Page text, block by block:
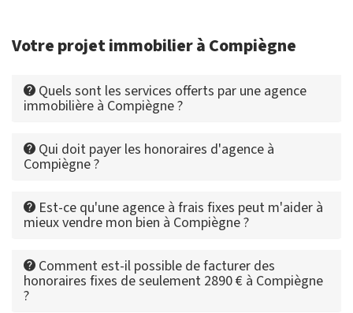
Votre projet immobilier à Compiègne
Quels sont les services offerts par une agence
immobilière à Compiègne ?
Qui doit payer les honoraires d'agence à
Compiègne ?
Est-ce qu'une agence à frais fixes peut m'aider à
mieux vendre mon bien à Compiègne ?
Comment est-il possible de facturer des
honoraires fixes de seulement 2890 € à Compiègne
?